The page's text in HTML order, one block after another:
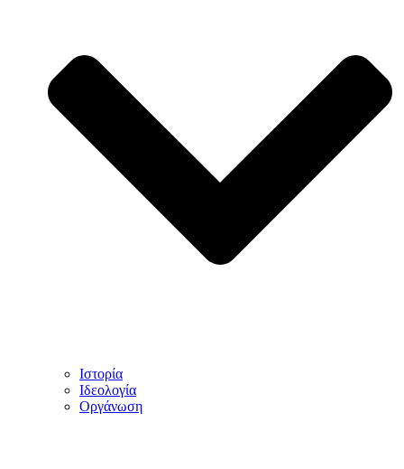
Ιστορία
Ιδεολογία
Οργάνωση